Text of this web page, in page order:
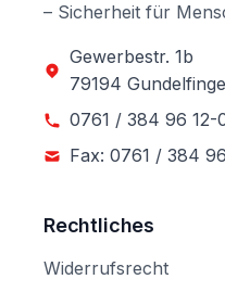
– Sicherheit für
Gewerbestr. 1b
79194
0761 / 384 96 12-
Fax: 0761 / 384
Rechtliches
Widerrufsrecht